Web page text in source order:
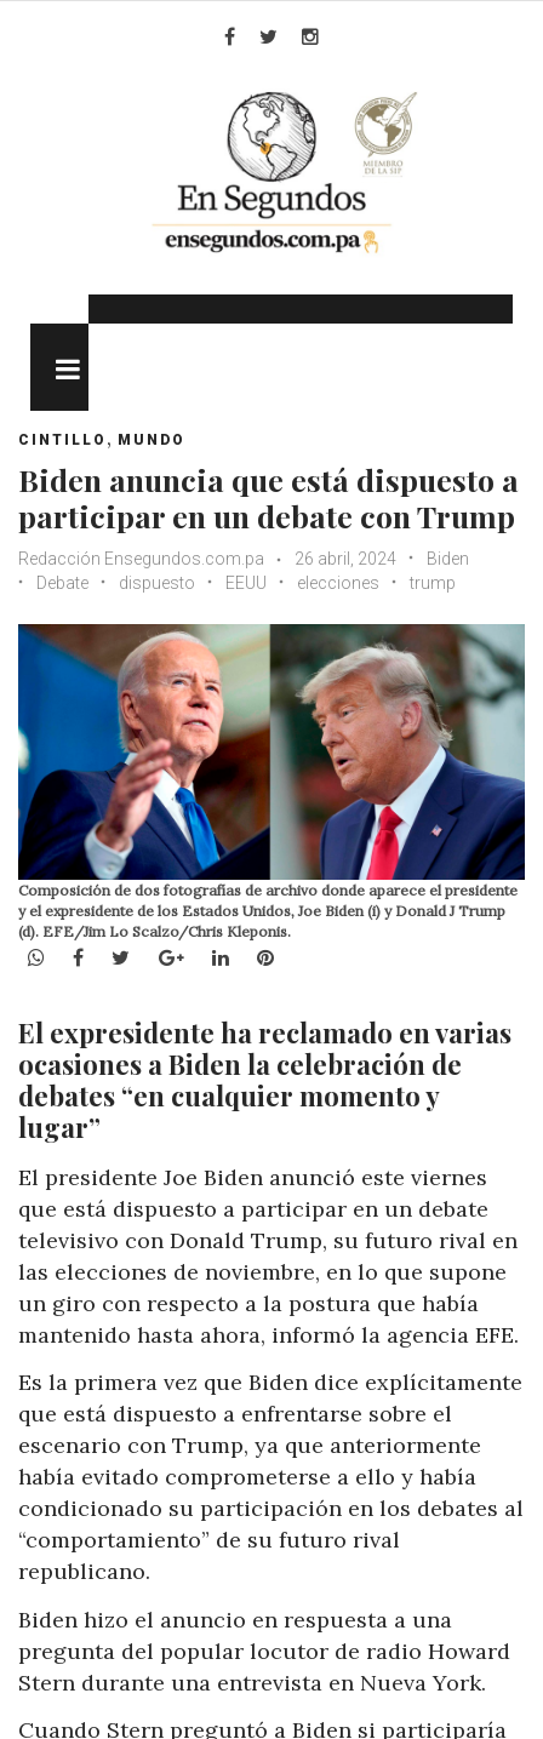
CINTILLO , MUNDO
Biden anuncia que está dispuesto a
participar en un debate con Trump
Redacción Ensegundos.com.pa 26 abril, 2024
Biden
Debate
dispuesto EEUU elecciones trump
Composición de dos fotografías de archivo donde aparece el presidente
y el expresidente de los Estados Unidos, Joe Biden (i) y Donald J Trump
(d). EFE/Jim Lo Scalzo/Chris Kleponis.
WhatsApp
Facebook
TwitterGoogle+LinkedInPinterest
El expresidente ha reclamado en varias
ocasiones a Biden la celebración de
debates “en cualquier momento y
lugar”
El presidente Joe Biden anunció este viernes
que está dispuesto a participar en un debate
televisivo con Donald Trump, su futuro rival en
las elecciones de noviembre, en lo que supone
un giro con respecto a la postura que había
mantenido hasta ahora, informó la agencia EFE.
Es la primera vez que Biden dice explícitamente
que está dispuesto a enfrentarse sobre el
escenario con Trump, ya que anteriormente
había evitado comprometerse a ello y había
condicionado su participación en los debates al
“comportamiento” de su futuro rival
republicano.
Biden hizo el anuncio en respuesta a una
pregunta del popular locutor de radio Howard
Stern durante una entrevista en Nueva York.
Cuando Stern preguntó a Biden si participaría